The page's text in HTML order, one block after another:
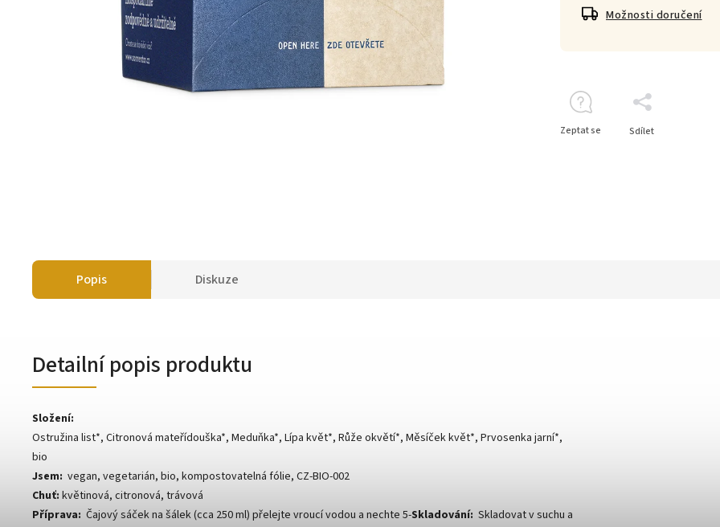
Možnosti doručení
Zeptat se Sdílet
Popis Diskuze
Detailní popis produktu
Složení:
Ostružina list*, Citronová mateřídouška*, Meduňka*, Lípa květ*, Růže okvětí*, Měsíček květ*, Prvosenka jarní*,
bio
Jsem: vegan, vegetarián, bio, kompostovatelná fólie, CZ-BIO-002
Chuť: květinová, citronová, trávová
Příprava: Čajový sáček na šálek (cca 250 ml) přelejte vroucí vodou a nechte 5-Skladování: Skladovat v suchu a